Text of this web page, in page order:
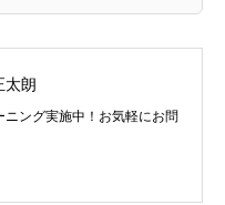
太朗
ニング実施中！お気軽にお問